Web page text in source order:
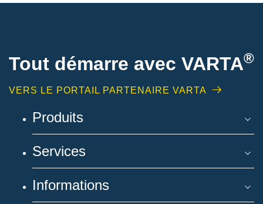
Tout démarre avec VARTA®
VERS LE PORTAIL PARTENAIRE VARTA
Produits
Services
Informations